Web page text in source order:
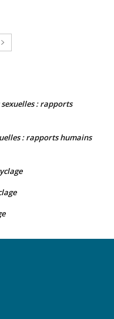
: rapports
: rapports humains